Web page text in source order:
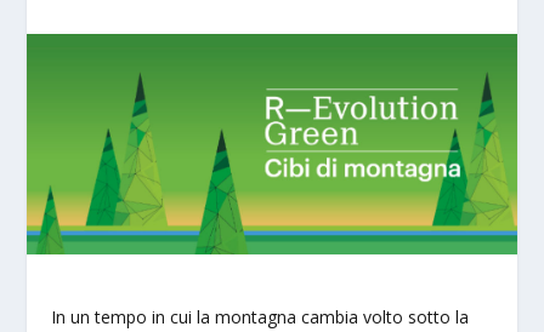
In un tempo in cui la montagna cambia volto sotto la